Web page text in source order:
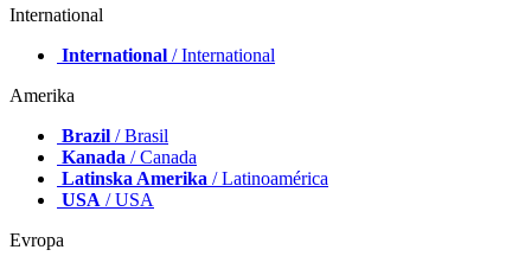
International
International / International
Amerika
Brazil / Brasil
Kanada / Canada
Latinska Amerika / Latinoamérica
USA / USA
Evropa